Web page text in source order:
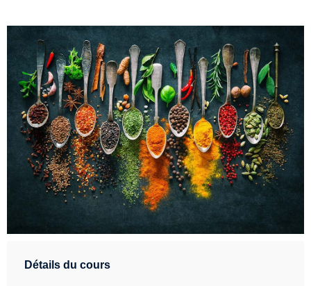
Détails du cours